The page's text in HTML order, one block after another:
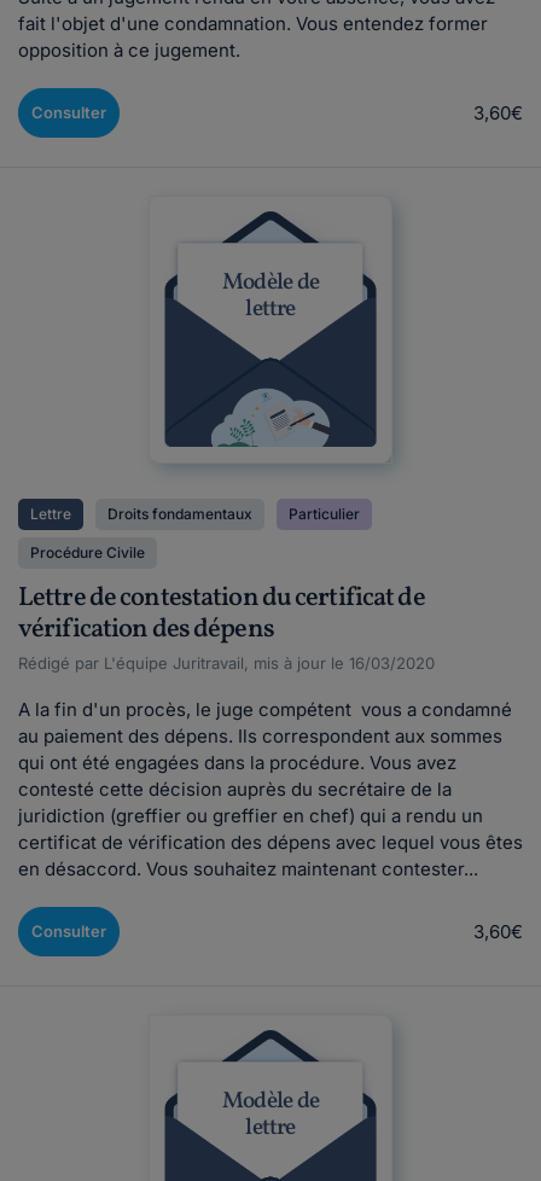
fait l'objet d'une condamnation. Vous entendez former
opposition à ce jugement.
Consulter 3,60€
Modèle de
lettre
Lettre Droits fondamentaux Particulier
Procédure Civile
Lettre de contestation du certificat de
vérification des dépens
Rédigé par L'équipe Juritravail, mis à jour le 16/03/2020
A la fin d'un procès, le juge compétent vous a condamné
au paiement des dépens. Ils correspondent aux sommes
qui ont été engagées dans la procédure. Vous avez
contesté cette décision auprès du secrétaire de la
juridiction (greffier ou greffier en chef) qui a rendu un
certificat de vérification des dépens avec lequel vous êtes
en désaccord. Vous souhaitez maintenant contester...
Consulter 3,60€
Modèle de
lettre